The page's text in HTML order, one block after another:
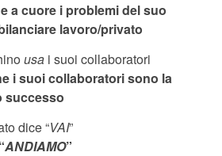
a cuore i problemi del suo
lavoro/privato
usai suoi collaboratori
i suoi collaboratori sono la
successo
dice “VAI”
ANDIAMO”